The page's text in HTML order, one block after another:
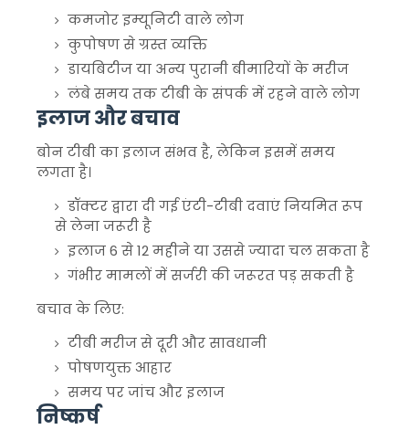
कमजोर इम्यूनिटी वाले लोग
कुपोषण से ग्रस्त व्यक्ति
डायबिटीज या अन्य पुरानी बीमारियों के मरीज
लंबे समय तक टीबी के संपर्क में रहने वाले लोग
इलाज और बचाव
बोन टीबी का इलाज संभव है, लेकिन इसमें समय
लगता है।
डॉक्टर द्वारा दी गई एंटी-टीबी दवाएं नियमित रूप
से लेना जरूरी है
इलाज 6 से 12 महीने या उससे ज्यादा चल सकता है
गंभीर मामलों में सर्जरी की जरूरत पड़ सकती है
बचाव के लिए:
टीबी मरीज से दूरी और सावधानी
पोषणयुक्त आहार
समय पर जांच और इलाज
निष्कर्ष